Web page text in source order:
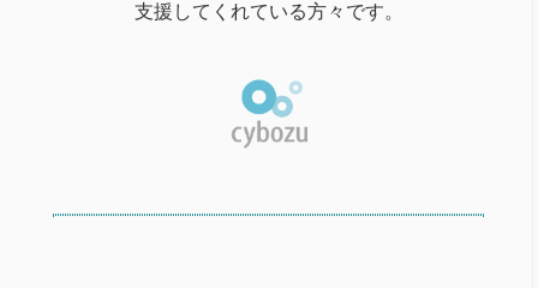
支援してくれている方々です。